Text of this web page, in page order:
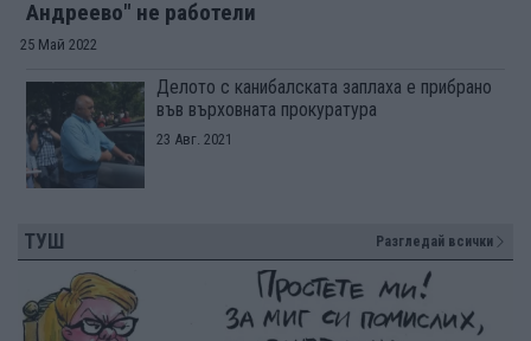
Андреево" не работели
25 Май 2022
Делото с канибалската заплаха е прибрано
във върховната прокуратура
23 Авг. 2021
ТУШ Разгледай всички